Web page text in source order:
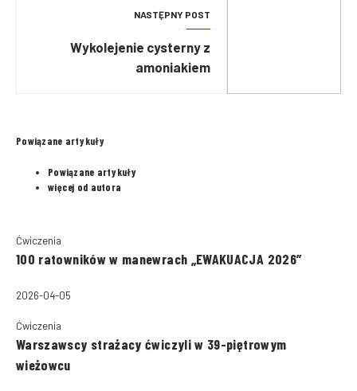
NASTĘPNY POST
Wykolejenie cysterny z
amoniakiem
Powiązane artykuły
Powiązane artykuły
więcej od autora
Ćwiczenia
100 ratowników w manewrach „EWAKUACJA 2026”
2026-04-05
Ćwiczenia
Warszawscy strażacy ćwiczyli w 39-piętrowym
wieżowcu